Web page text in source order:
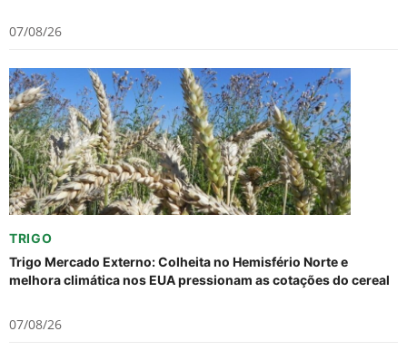
07/08/26
TRIGO
Trigo Mercado Externo: Colheita no Hemisfério Norte e
melhora climática nos EUA pressionam as cotações do cereal
07/08/26